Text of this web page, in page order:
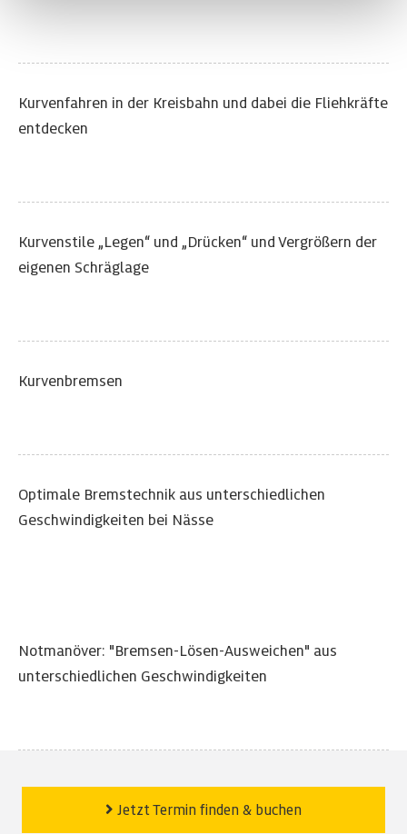
Kurvenfahren in der Kreisbahn und dabei die Fliehkräfte
entdecken
Kurvenstile „Legen“ und „Drücken“ und Vergrößern der
eigenen Schräglage
Kurvenbremsen
Optimale Bremstechnik aus unterschiedlichen
Geschwindigkeiten bei Nässe
Notmanöver: "Bremsen-Lösen-Ausweichen" aus
unterschiedlichen Geschwindigkeiten
Jetzt Termin finden & buchen